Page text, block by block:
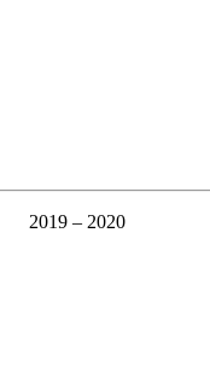
2019 – 2020